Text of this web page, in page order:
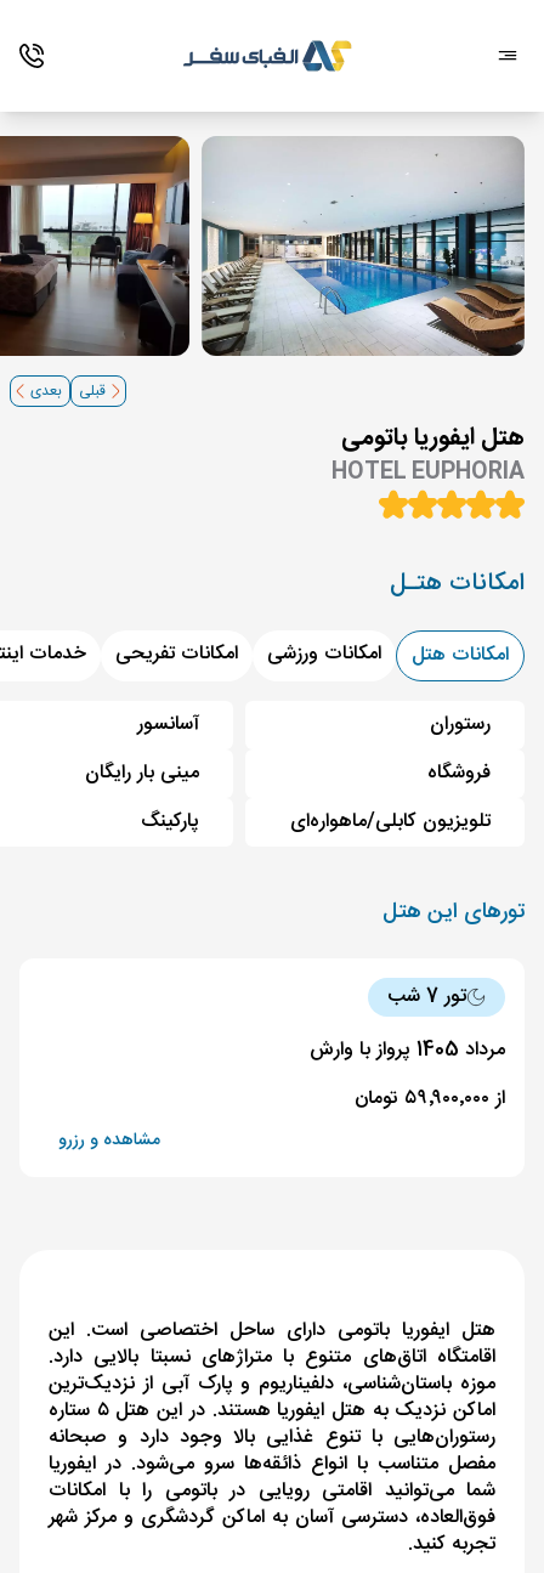
قبلی بعدی
هتل ایفوریا باتومی
HOTEL EUPHORIA
امکانات هتـل
امکانات هتل امکانات ورزشی امکانات تفریحی خدمات
رستوران
فروشگاه
تلویزیون کابلی/ماهواره‌ای
آسانسور
مینی بار رایگان
پارکینگ
تورهای این هتل
تور 7 شب
مرداد 1405 پرواز با وارش
از ۵۹٬۹۰۰٬۰۰۰ تومان
مشاهده و رزرو
هتل ایفوریا باتومی دارای ساحل اختصاصی است. این
اقامتگاه اتاق‌های متنوع با متراژهای نسبتا بالایی دارد.
موزه باستان‌شناسی، دلفیناریوم و پارک آبی از نزدیک‌ترین
اماکن نزدیک به هتل ایفوریا هستند. در این هتل ۵ ستاره
رستوران‌هایی با تنوع ‌غذایی بالا وجود دارد و صبحانه
مفصل متناسب با انواع ذائقه‌ها سرو می‌شود. در ایفوریا
شما می‌توانید اقامتی رویایی در باتومی را با امکانات
فوق‌العاده، دسترسی آسان به اماکن گردشگری و مرکز شهر
تجربه کنید.